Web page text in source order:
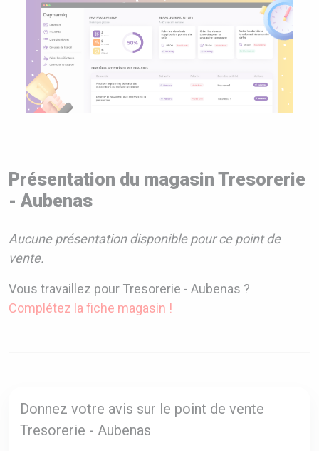
Présentation du magasin Tresorerie
- Aubenas
Aucune présentation disponible pour ce point de
vente.
Vous travaillez pour Tresorerie - Aubenas ?
Complétez la fiche magasin !
Donnez votre avis sur le point de vente
Tresorerie - Aubenas